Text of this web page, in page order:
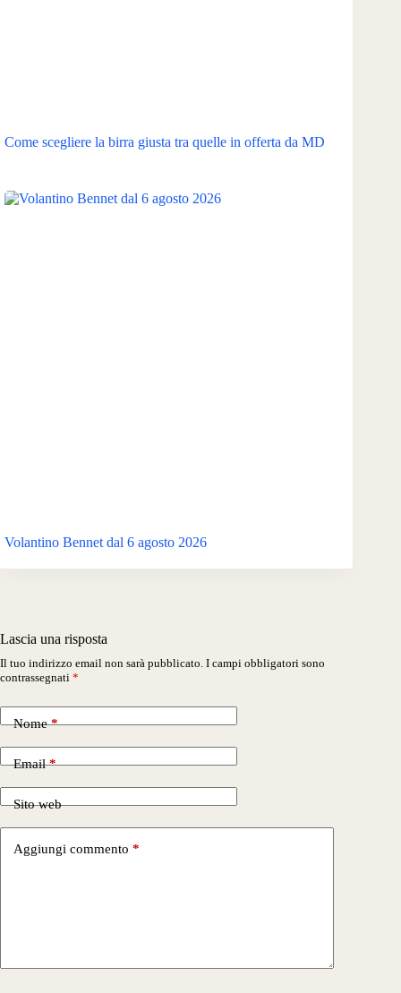
Come scegliere la birra giusta tra quelle in offerta da MD
Volantino Bennet dal 6 agosto 2026
Lascia una risposta
Il tuo indirizzo email non sarà pubblicato. I campi obbligatori sono
contrassegnati *
Nome*
Email*
Sito web
Aggiungi commento *